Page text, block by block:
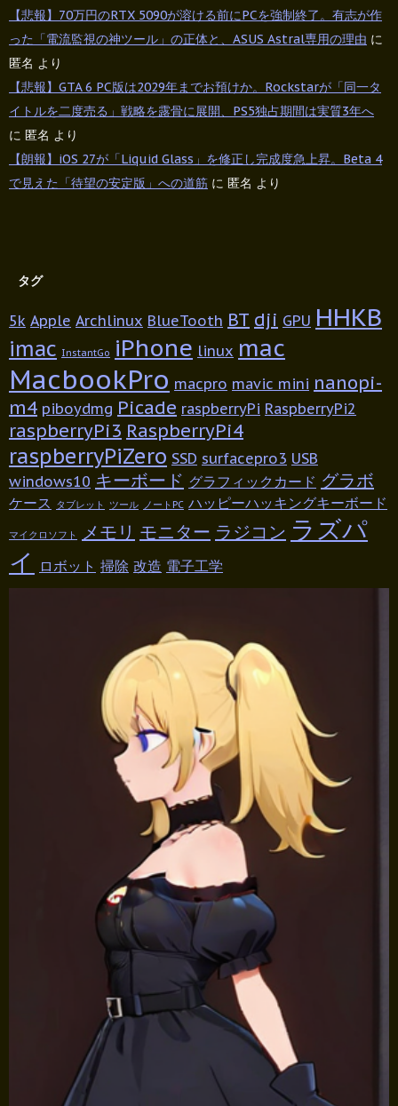
【悲報】70万円のRTX 5090が溶ける前にPCを強制終了。有志が作
った「電流監視の神ツール」の正体と、ASUS Astral専用の理由 に
匿名 より
【悲報】GTA 6 PC版は2029年までお預けか。Rockstarが「同一タ
イトルを二度売る」戦略を露骨に展開、PS5独占期間は実質3年へ
に 匿名 より
【朗報】iOS 27が「Liquid Glass」を修正し完成度急上昇。Beta 4
で見えた「待望の安定版」への道筋 に 匿名 より
タグ
5k Apple Archlinux BlueTooth BT dji GPU HHKB
imac InstantGo iPhone linux mac
MacbookPro macpro mavic mini nanopi-
m4 piboydmg Picade raspberryPi RaspberryPi2
raspberryPi3 RaspberryPi4
raspberryPiZero SSD surfacepro3 USB
windows10 キーボード グラフィックカード グラボ
ケース タブレット ツール ノートPC ハッピーハッキングキーボード
マイクロソフト メモリ モニター ラジコン ラズパ
イ
ロボット 掃除 改造 電子工学